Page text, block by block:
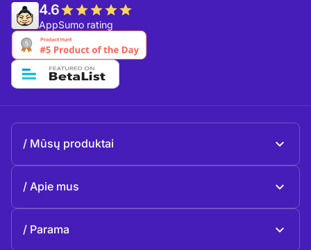
4.6
AppSumo rating
Mūsų produktai
Apie mus
Parama